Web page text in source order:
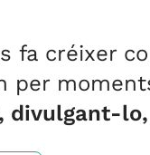
fa créixer
per
divulgant-